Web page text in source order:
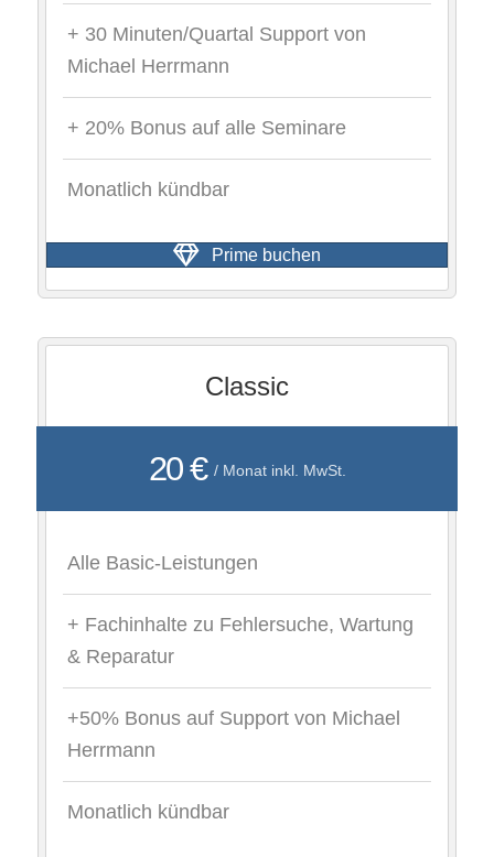
+ 30 Minuten/Quartal Support von
Michael Herrmann
+ 20% Bonus auf alle Seminare
Monatlich kündbar
Prime buchen
Classic
20 € / Monat inkl. MwSt.
Alle Basic-Leistungen
+ Fachinhalte zu Fehlersuche, Wartung
& Reparatur
+50% Bonus auf Support von Michael
Herrmann
Monatlich kündbar